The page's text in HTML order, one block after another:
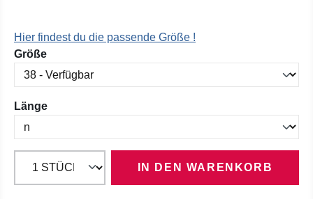
Hier findest du die passende Größe !
Größeauswählen
Längeauswählen
IN DEN WARENKORB